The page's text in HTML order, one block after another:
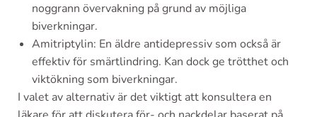
noggrann övervakning på grund av möjliga
biverkningar.
Amitriptylin: En äldre antidepressiv som också är
effektiv för smärtlindring. Kan dock ge trötthet och
viktökning som biverkningar.
I valet av alternativ är det viktigt att konsultera en